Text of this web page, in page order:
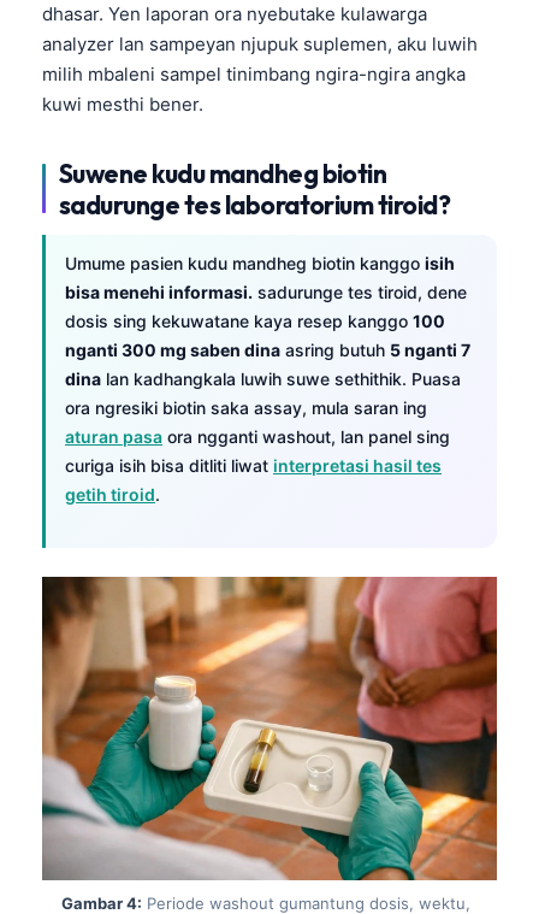
dhasar. Yen laporan ora nyebutake kulawarga
analyzer lan sampeyan njupuk suplemen, aku luwih
milih mbaleni sampel tinimbang ngira-ngira angka
kuwi mesthi bener.
Suwene kudu mandheg biotin
sadurunge tes laboratorium tiroid?
Umume pasien kudu mandheg biotin kanggo isih
bisa menehi informasi. sadurunge tes tiroid, dene
dosis sing kekuwatane kaya resep kanggo 100
nganti 300 mg saben dina asring butuh 5 nganti 7
dina lan kadhangkala luwih suwe sethithik. Puasa
ora ngresiki biotin saka assay, mula saran ing
aturan pasa ora ngganti washout, lan panel sing
curiga isih bisa ditliti liwat interpretasi hasil tes
getih tiroid.
Gambar 4: Periode washout gumantung dosis, wektu,